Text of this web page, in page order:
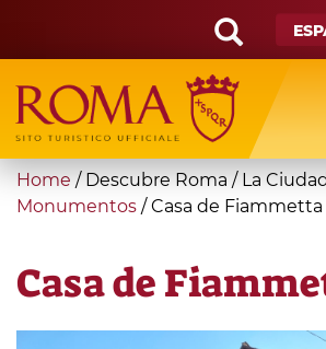
main
content
Search
form
Búsqueda
You
are
Home / Descubre Roma / La Ciudad
Monumentos /Casa de Fiammetta
Casa de